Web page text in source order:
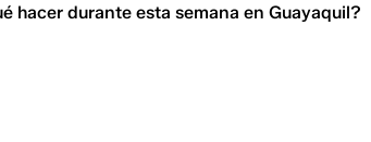
hacer durante esta semana en Guayaquil?